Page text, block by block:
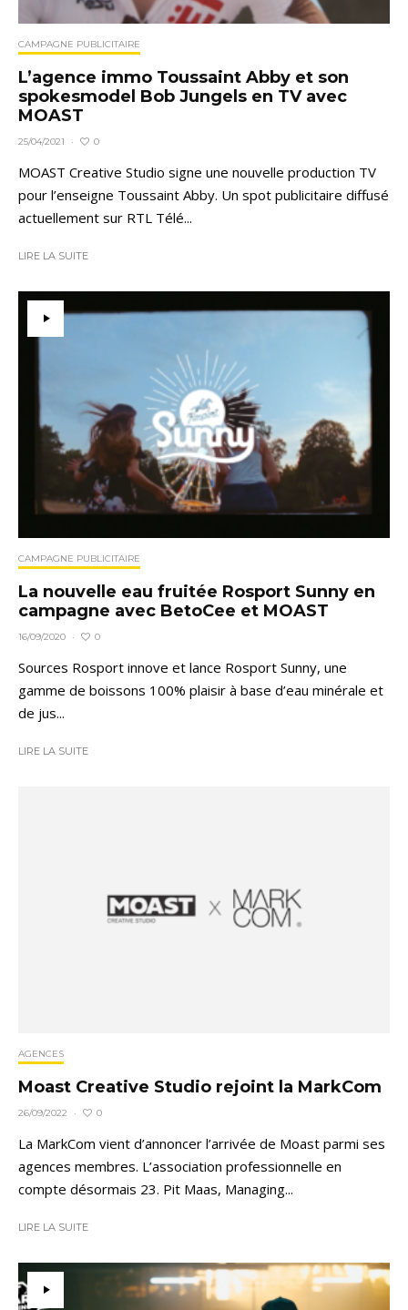
CAMPAGNE PUBLICITAIRE
L’agence immo Toussaint Abby et son
spokesmodel Bob Jungels en TV avec
MOAST
25/04/2021 · 0
MOAST Creative Studio signe une nouvelle production TV
pour l’enseigne Toussaint Abby. Un spot publicitaire diffusé
actuellement sur RTL Télé...
LIRE LA SUITE
CAMPAGNE PUBLICITAIRE
La nouvelle eau fruitée Rosport Sunny en
campagne avec BetoCee et MOAST
16/09/2020 · 0
Sources Rosport innove et lance Rosport Sunny, une
gamme de boissons 100% plaisir à base d’eau minérale et
de jus...
LIRE LA SUITE
AGENCES
Moast Creative Studio rejoint la MarkCom
26/09/2022 · 0
La MarkCom vient d’annoncer l’arrivée de Moast parmi ses
agences membres. L’association professionnelle en
compte désormais 23. Pit Maas, Managing...
LIRE LA SUITE